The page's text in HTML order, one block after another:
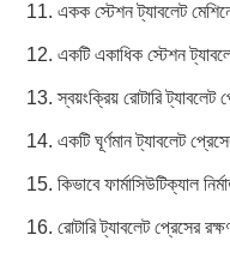
11. একক স্টেশন ট্যাবলেট
12. একটি একাধিক স্টেশন
13. স্বয়ংক্রিয় রোটারি ট্যাবলেট
14. একটি ঘূর্ণমান ট্যাবলেট
15. কিভাবে ফার্মাসিউটিক্যাল
16. রোটারি ট্যাবলেট প্রেসের